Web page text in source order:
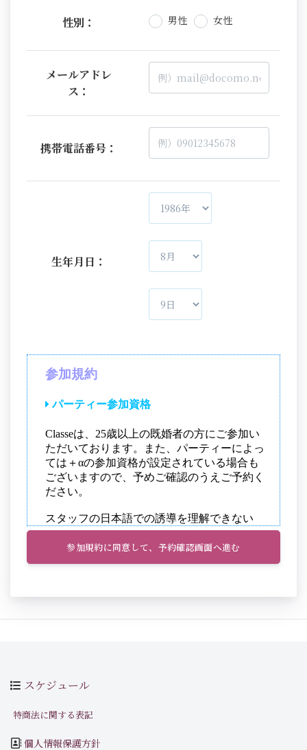
性別： 男性 女性
メールアドレ
ス：
携帯電話番号：
生年月日：
参加規約に同意して、予約確認画面へ進む
スケジュール
特商法に関する表記
個人情報保護方針